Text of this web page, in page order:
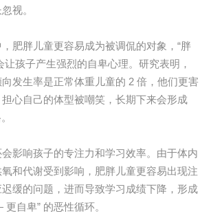
视。
胖儿童更容易成为被调侃的对象，“胖
让孩子产生强烈的自卑心理。研究表明，
发生率是正常体重儿童的 2 倍，他们更害
心自己的体型被嘲笑，长期下来会形成
响孩子的专注力和学习效率。由于体内
和代谢受到影响，肥胖儿童更容易出现注
缓的问题，进而导致学习成绩下降，形成
自卑” 的恶性循环。